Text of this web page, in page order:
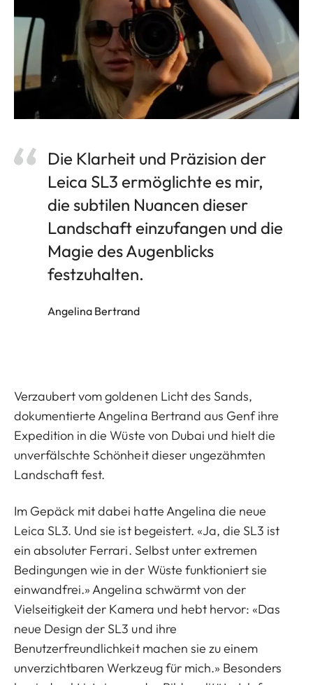
Die Klarheit und Präzision der
Leica SL3 ermöglichte es mir,
die subtilen Nuancen dieser
Landschaft einzufangen und die
Magie des Augenblicks
festzuhalten.
Angelina Bertrand
Verzaubert vom goldenen Licht des Sands,
dokumentierte Angelina Bertrand aus Genf ihre
Expedition in die Wüste von Dubai und hielt die
unverfälschte Schönheit dieser ungezähmten
Landschaft fest.
Im Gepäck mit dabei hatte Angelina die neue
Leica SL3. Und sie ist begeistert. «Ja, die SL3 ist
ein absoluter Ferrari. Selbst unter extremen
Bedingungen wie in der Wüste funktioniert sie
einwandfrei.» Angelina schwärmt von der
Vielseitigkeit der Kamera und hebt hervor: «Das
neue Design der SL3 und ihre
Benutzerfreundlichkeit machen sie zu einem
unverzichtbaren Werkzeug für mich.» Besonders